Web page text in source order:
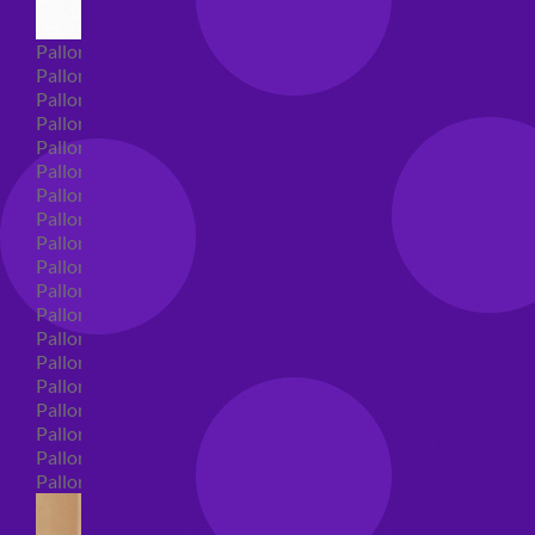
Palloncini Super Shape
Palloncini nascita super shape
Palloncini Battesimo super shape
Palloncini primo compleanno super shape
Palloncini personaggi super shape
Palloncini Comunione super shape
Palloncini cresima super shape
Palloncini laurea super shape
Palloncini compleanno super shape
Palloncini 18 anni super shape
Palloncini 30 anni super shape
Palloncini Altre ricorrenze super shape
Palloncini 40 anni super shape
Palloncini Animali super shape
Palloncini 50 anni super shape
Palloncini 60/70/80/90/100 anni super shape
Palloncini matrimonio super shape
Palloncini anniversario super shape
Palloncini generici super shape